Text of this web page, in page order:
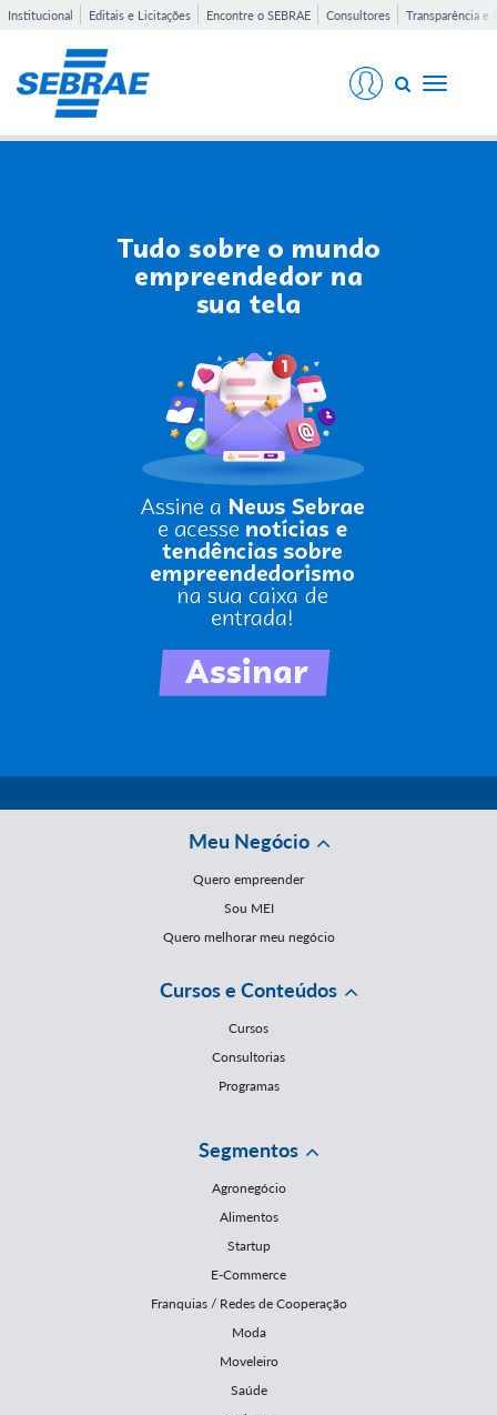
Institucional Editais e Licitações Encontre o SEBRAE Consultores Transparência e
Toggle
Meu Negócio
Quero empreender
Sou MEI
Quero melhorar meu negócio
Cursos e Conteúdos
Cursos
Consultorias
Programas
Segmentos
Agronegócio
Alimentos
Startup
E-Commerce
Franquias / Redes de Cooperação
Moda
Moveleiro
Saúde